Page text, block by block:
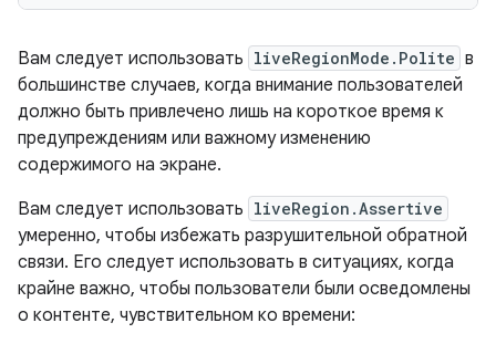
Вам следует использовать liveRegionMode.Polite в
большинстве случаев, когда внимание пользователей
должно быть привлечено лишь на короткое время к
предупреждениям или важному изменению
содержимого на экране.
Вам следует использовать liveRegion.Assertive
умеренно, чтобы избежать разрушительной обратной
связи. Его следует использовать в ситуациях, когда
крайне важно, чтобы пользователи были осведомлены
о контенте, чувствительном ко времени: